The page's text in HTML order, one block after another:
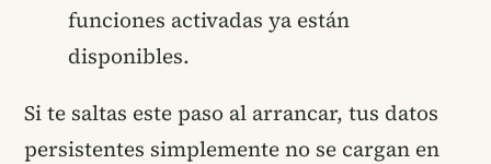
funciones activadas ya están
disponibles.
Si te saltas este paso al arrancar, tus datos
persistentes simplemente no se cargan en